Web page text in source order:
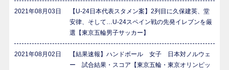
2021年08月03日
【U-24日本代表スタメン案】2列目に久保建英、堂
安律、そして…U-24スペイン戦の先発イレブンを厳
選【東京五輪男子サッカー】
2021年08月02日
【結果速報】ハンドボール 女子 日本対ノルウェ
ー 試合結果・スコア【東京五輪・東京オリンピッ